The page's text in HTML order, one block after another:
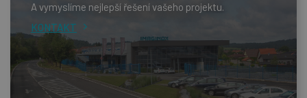
A vymyslíme nejlepší řešení vašeho projektu.
KONTAKT